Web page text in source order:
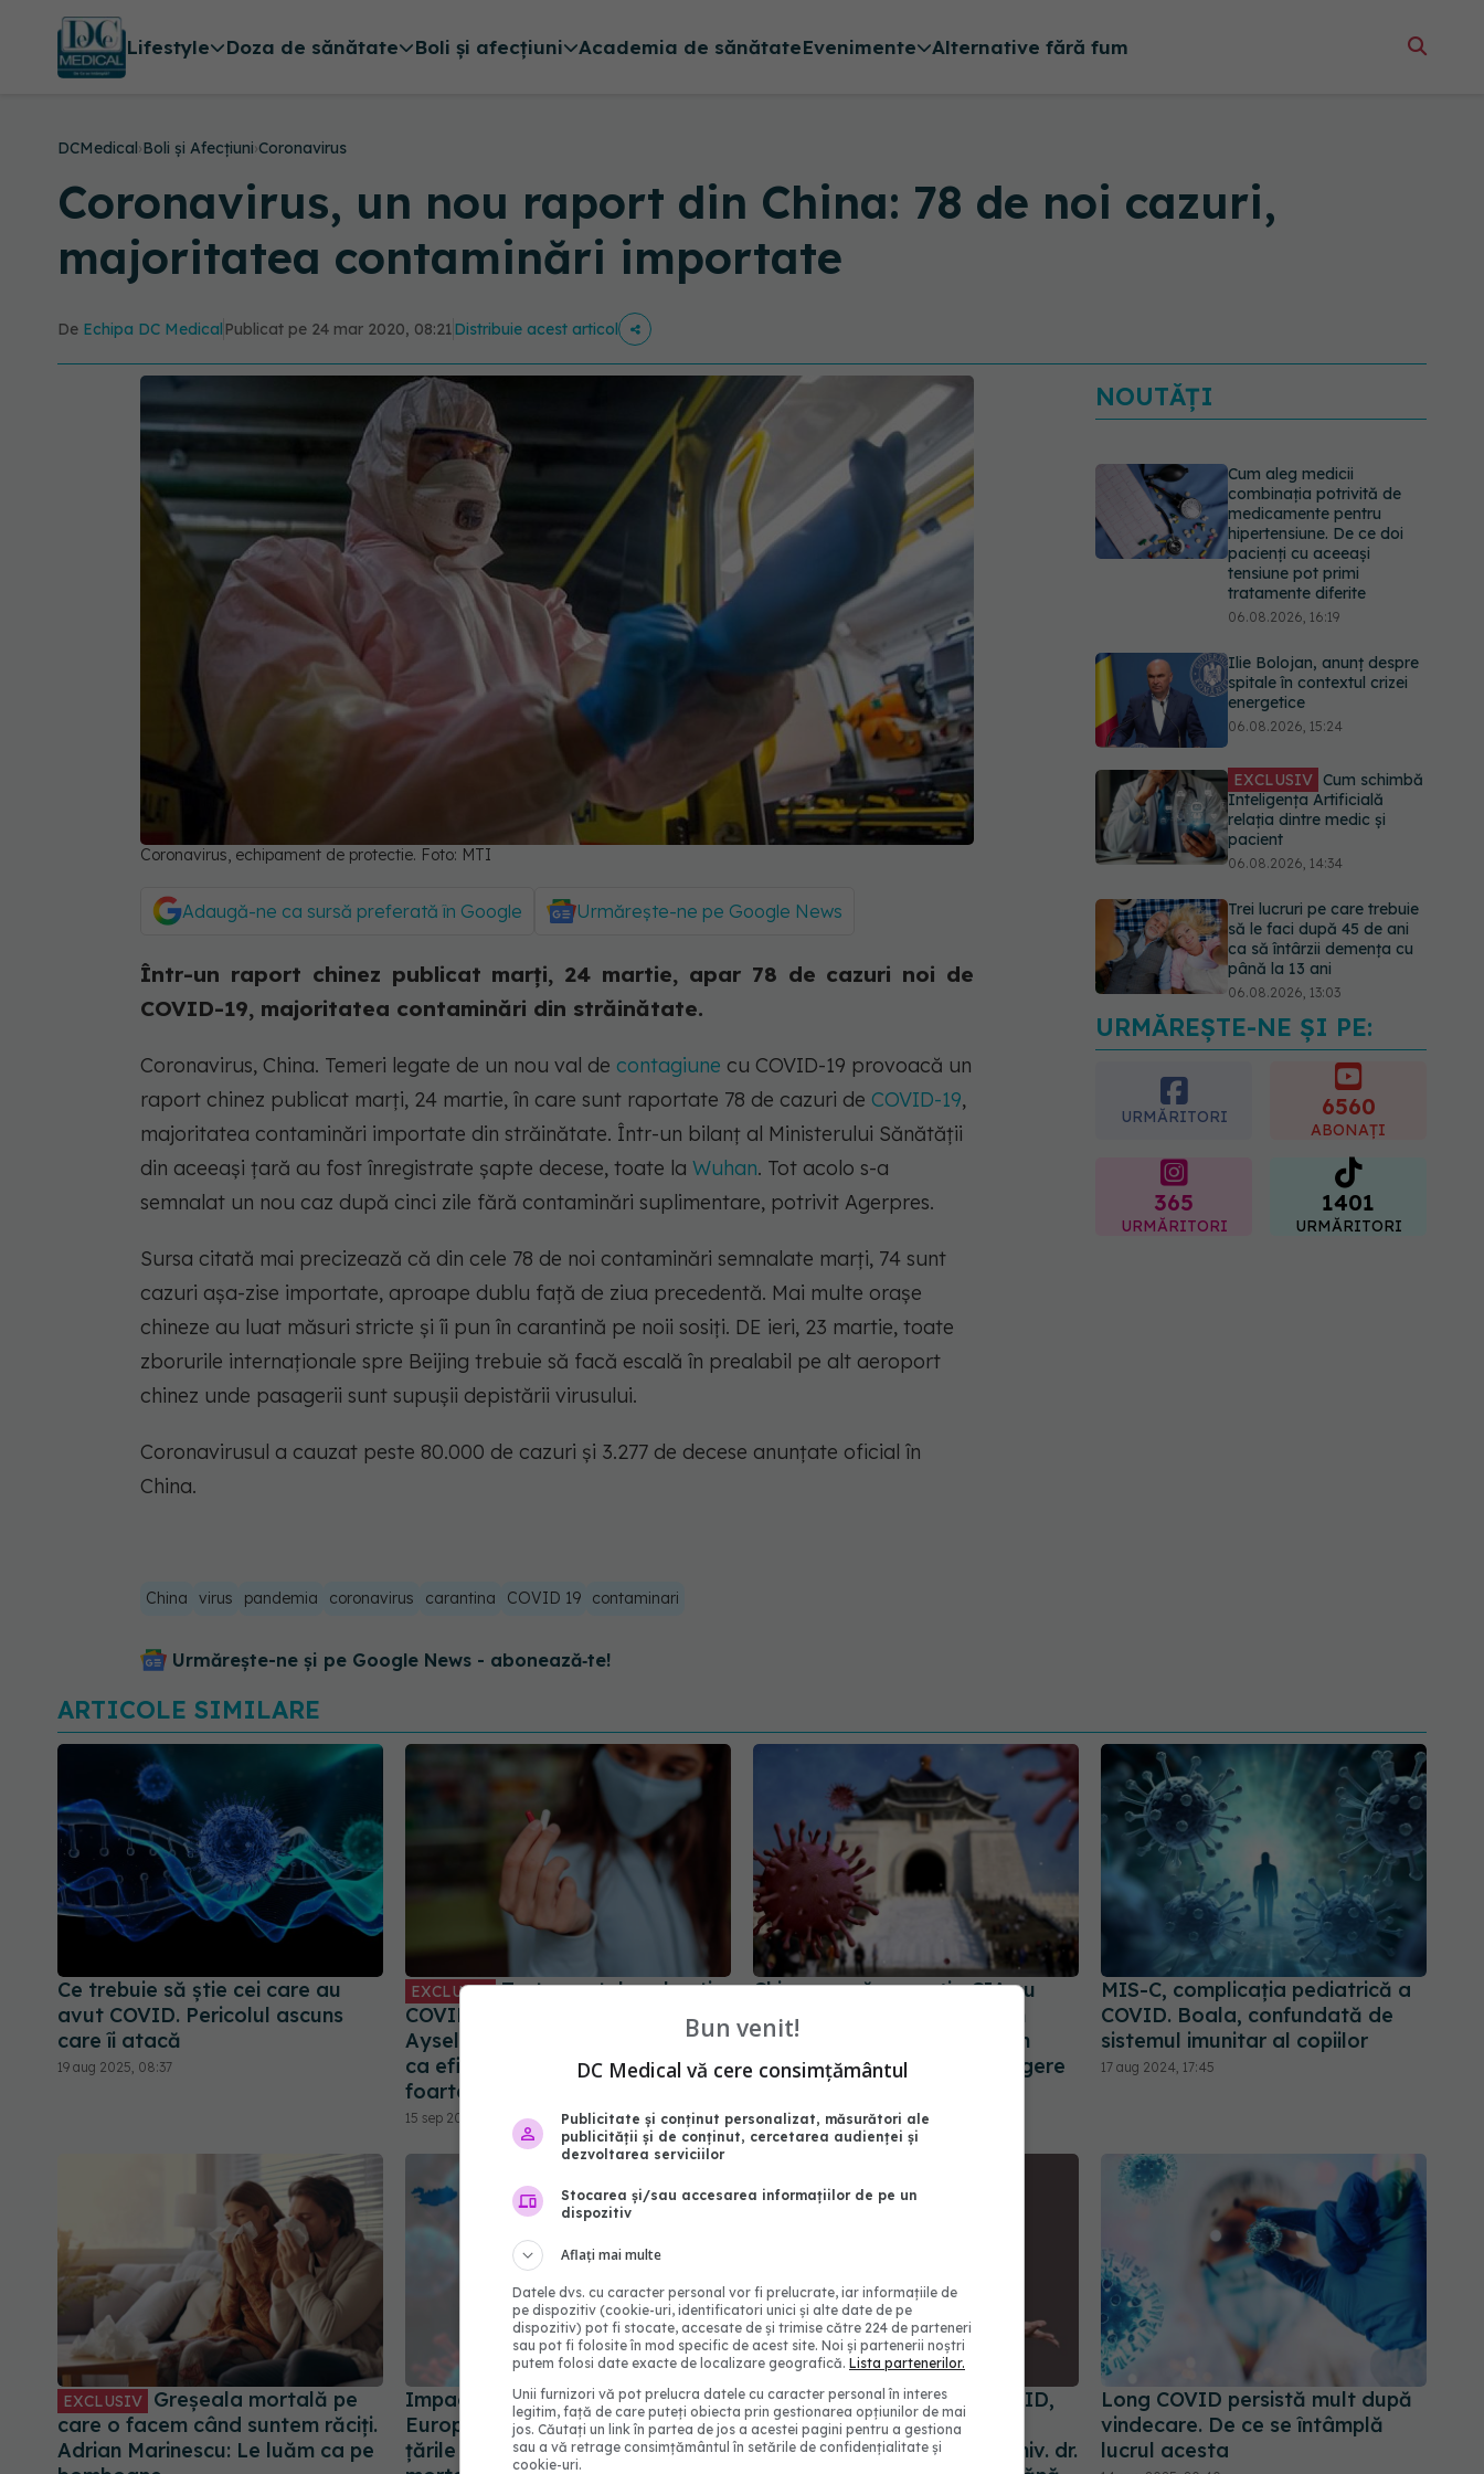
Lifestyle Doza de sănătate Boli și afecțiuni Academia de sănătateEvenimente Alternative fără fum
DCMedical›Boli și Afecțiuni›Coronavirus
Coronavirus, un nou raport din China: 78 de noi cazuri,
majoritatea contaminări importate
De Echipa DC Medical Publicat pe 24 mar 2020, 08:21Distribuie acest articol
Coronavirus, echipament de protectie. Foto: MTI
Adaugă-ne ca sursă preferată în Google Urmărește-ne pe Google News
Într-un raport chinez publicat marți, 24 martie, apar 78 de cazuri noi de
COVID-19, majoritatea contaminări din străinătate.
Coronavirus, China. Temeri legate de un nou val de contagiune cu COVID-19 provoacă un
raport chinez publicat marți, 24 martie, în care sunt raportate 78 de cazuri de COVID-19,
majoritatea contaminări importate din străinătate. Într-un bilanț al Ministerului Sănătății
din aceeași țară au fost înregistrate şapte decese, toate la Wuhan. Tot acolo s-a
semnalat un nou caz după cinci zile fără contaminări suplimentare, potrivit Agerpres.
Sursa citată mai precizează că din cele 78 de noi contaminări semnalate marţi, 74 sunt
cazuri aşa-zise importate, aproape dublu faţă de ziua precedentă. Mai multe orașe
chineze au luat măsuri stricte și îi pun în carantină pe noii sosiţi. DE ieri, 23 martie, toate
zborurile internaţionale spre Beijing trebuie să facă escală în prealabil pe alt aeroport
chinez unde pasagerii sunt supuşii depistării virusului.
Coronavirusul a cauzat peste 80.000 de cazuri şi 3.277 de decese anunţate oficial în
China.
China virus pandemia coronavirus carantina COVID 19 contaminari
Urmărește-ne și pe Google News - abonează‑te!
NOUTĂȚI
Cum aleg medicii
combinația potrivită de
medicamente pentru
hipertensiune. De ce doi
pacienți cu aceeași
tensiune pot primi
tratamente diferite
06.08.2026, 16:19
Ilie Bolojan, anunț despre
spitale în contextul crizei
energetice
06.08.2026, 15:24
EXCLUSIV Cum schimbă
Inteligența Artificială
relația dintre medic și
pacient
06.08.2026, 14:34
Trei lucruri pe care trebuie
să le faci după 45 de ani
ca să întârzii demența cu
până la 13 ani
06.08.2026, 13:03
Colebil și Panzcebil,
blocate temporar în
farmacii. ANMDMR
explică de ce a luat
URMĂREȘTE-NE ȘI PE:
URMĂRITORI 6560
ABONAȚI
365
URMĂRITORI
1401
URMĂRITORI
ARTICOLE SIMILARE
Ce trebuie să știe cei care au
avut COVID. Pericolul ascuns
care îi atacă
19 aug 2025, 08:37
EXCLUSIV Tratamentul oral anti-
COVID, ce trebuie să știi. Prof. dr.
Aysel Florescu: Este demonstrat
ca eficiență virală. A redus
foarte mult riscul de spitalizare
15 sep 2024, 22:33
China neagă acuzația CIA cu
privire la apariția COVID din
laborator: E extrem de puţin
probabil să fi existat o scurgere
27 ian 2025, 11:53
MIS-C, complicația pediatrică a
COVID. Boala, confundată de
sistemul imunitar al copiilor
17 aug 2024, 17:45
EXCLUSIV
Greșeala mortală pe
care o facem când suntem răciți.
Adrian Marinescu: Le luăm ca pe
Impactul COVID-19 asupra
Europei. România și Bulgaria,
țările cu cea mai ridicată
EXCLUSIV Noua tulpină COVID,
creștere semnificativă a
numărului de cazuri. Prof. univ. dr.
Long COVID persistă mult după
vindecare. De ce se întâmplă
lucrul acesta
Bun venit!
DC Medical vă cere consimțământul
Publicitate și conținut personalizat, măsurători ale
publicității și de conținut, cercetarea audienței și
dezvoltarea serviciilor
Stocarea și/sau accesarea informațiilor de pe un
dispozitiv
Aflați mai multe
Datele dvs. cu caracter personal vor fi prelucrate, iar informațiile de
pe dispozitiv (cookie-uri, identificatori unici și alte date de pe
dispozitiv) pot fi stocate, accesate de și trimise către 224 de parteneri
sau pot fi folosite în mod specific de acest site. Noi și partenerii noștri
putem folosi date exacte de localizare geografică. Lista partenerilor.
Unii furnizori vă pot prelucra datele cu caracter personal în interes
legitim, față de care puteți obiecta prin gestionarea opțiunilor de mai
jos. Căutați un link în partea de jos a acestei pagini pentru a gestiona
sau a vă retrage consimțământul în setările de confidențialitate și
cookie-uri.